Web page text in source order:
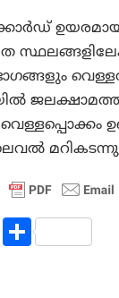
ഉയരമായ
മറികടന്നു,
R S